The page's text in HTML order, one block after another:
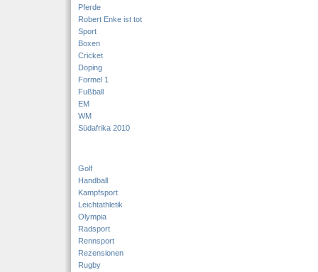
Pferde
Robert Enke ist tot
Sport
Boxen
Cricket
Doping
Formel 1
Fußball
EM
WM
Südafrika 2010
Golf
Handball
Kampfsport
Leichtathletik
Olympia
Radsport
Rennsport
Rezensionen
Rugby